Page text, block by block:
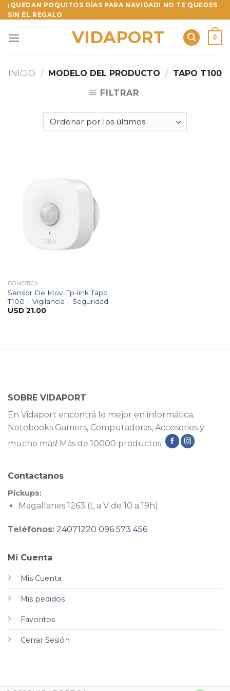
Skip
to
¡QUEDAN POQUITOS DÍAS PARA NAVIDAD! NO TE QUEDES
SIN EL REGALO
VIDAPORT 0
INICIO / MODELO DEL PRODUCTO / TAPO T100
FILTRAR
DOMÓTICA
Sensor De Mov. Tp-link Tapo
T100 – Vigilancia – Seguridad
USD 21.00
SOBRE VIDAPORT
En Vidaport encontrá lo mejor en informática.
Notebooks Gamers, Computadoras, Accesorios y
mucho más! Más de 10000 productos.
Mi Cuenta
Mis Cuenta
Mis pedidos
Favoritos
Cerrar Sesión
Contactanos
Pickups:
Magallanes 1263 (L a V de 10 a 19h)
Teléfonos: 24071220 096 573 456